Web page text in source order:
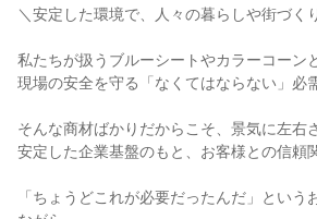
＼安定した環境で、人々の暮らしや街づく
私たちが扱うブルーシートやカラーコーン
現場の安全を守る「なくてはならない」必
そんな商材ばかりだからこそ、景気に左右
安定した企業基盤のもと、お客様との信頼
「ちょうどこれが必要だったんだ」という